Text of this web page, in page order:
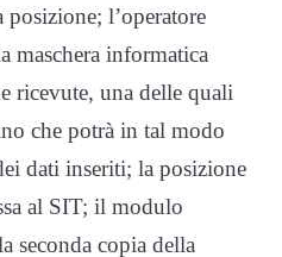
l’operatore
maschera informatica
ricevute, una delle quali
che potrà in tal modo
dati inseriti; la posizione
al SIT; il modulo
seconda copia della